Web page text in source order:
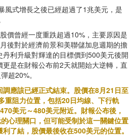
風式增長之後已經超過了1兆美元，是
價曾經一度重跌超過10%，主要原因是
後對於經濟前景和美聯儲加息週期的擔
利升級對輝達的目標價到500美元後開
是在財報公布前2天就開始大逆轉，直
超20%。
調應該已經正式結束。股價在8月21日至
重阻力位置，包括20日均線、下行軌
美元～480美元附近。財報公布後，
心理關口，但可能受制於這一關鍵位置
了結，股價最後收在500美元的位置。